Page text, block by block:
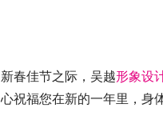
新春佳节之际，吴越形象设
心祝福您在新的一年里，身